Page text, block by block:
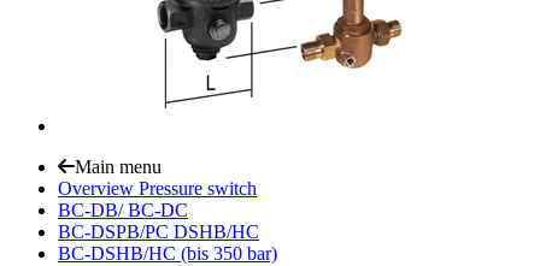
Main menu
Overview Pressure switch
BC-DB/ BC-DC
BC-DSPB/PC DSHB/HC
BC-DSHB/HC (bis 350 bar)